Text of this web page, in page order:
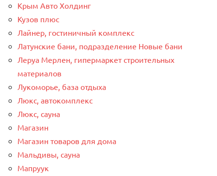
Крым Авто Холдинг
Кузов плюс
Лайнер, гостиничный комплекс
Латунские бани, подразделение Новые бани
Леруа Мерлен, гипермаркет строительных
материалов
Лукоморье, база отдыха
Люкс, автокомплекс
Люкс, сауна
Магазин
Магазин товаров для дома
Мальдивы, сауна
Мапруук